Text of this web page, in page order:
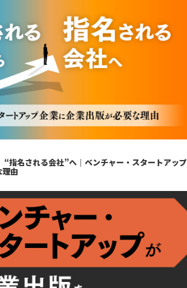
指名される会社”へ｜ベンチャー・スタートアップ
由